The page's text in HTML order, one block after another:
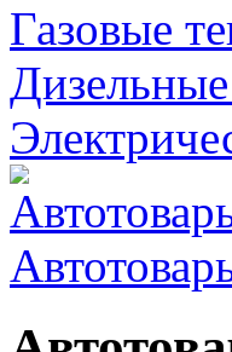
Газовые